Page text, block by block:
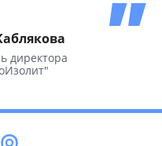
директора